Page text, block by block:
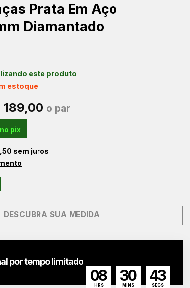
Prata Em Aço
Diamantado
este produto
estoque
229,00.
189,00 O
R$ 189,00.
o par
no pix
sem juros
DESCUBRA SUA MEDIDA
por tempo limitado
08
HRS
30
MINS
41
SEGS